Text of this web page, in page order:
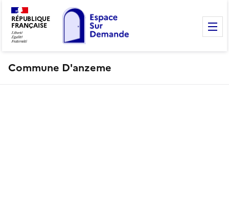
RÉPUBLIQUE
FRANÇAISE
Commune D'anzeme